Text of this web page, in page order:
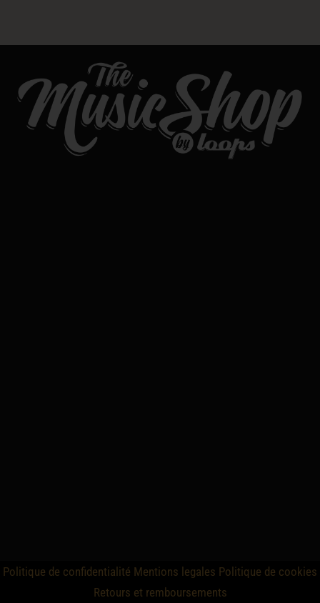
Politique de confidentialité Mentions legales Politique de cookies
Retours et remboursements